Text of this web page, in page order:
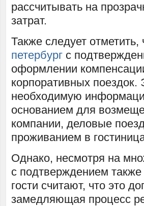
рассчитывать на
затрат.
Также следует отметить,
петербург с
оформлении
корпоративных
необходимую
основанием для
компании, деловые
проживанием в
Однако, несмотря на
с подтверждением
гости считают, что это
замедляющая процесс